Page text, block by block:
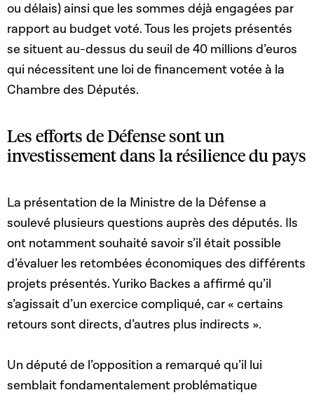
ou délais) ainsi que les sommes déjà engagées par
rapport au budget voté. Tous les projets présentés
se situent au-dessus du seuil de 40 millions d’euros
qui nécessitent une loi de financement votée à la
Chambre des Députés.
Les efforts de Défense sont un
investissement dans la résilience du pays
La présentation de la Ministre de la Défense a
soulevé plusieurs questions auprès des députés. Ils
ont notamment souhaité savoir s’il était possible
d’évaluer les retombées économiques des différents
projets présentés. Yuriko Backes a affirmé qu’il
s’agissait d’un exercice compliqué, car « certains
retours sont directs, d’autres plus indirects ».
Un député de l’opposition a remarqué qu’il lui
semblait fondamentalement problématique